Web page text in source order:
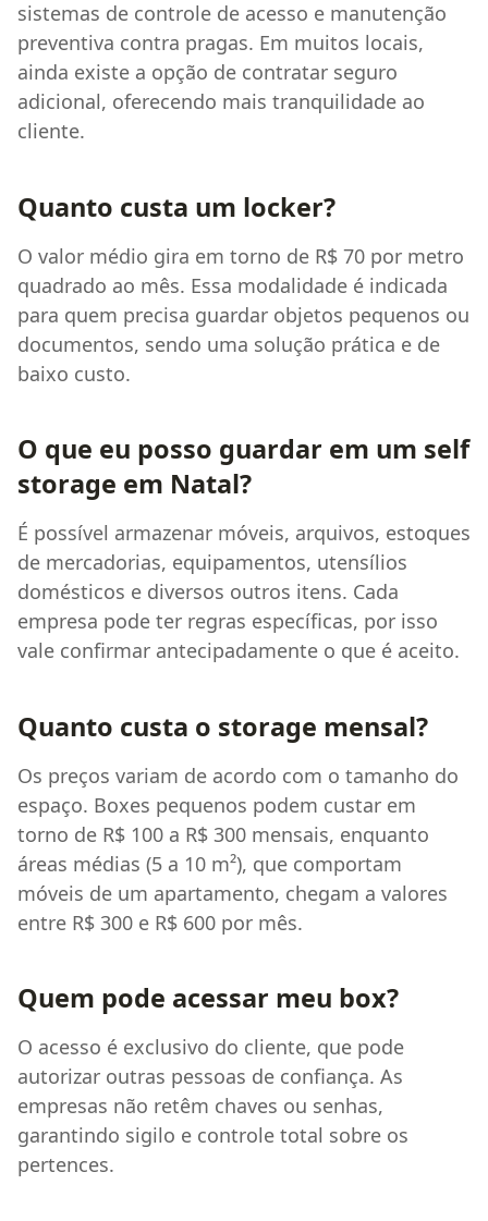
sistemas de controle de acesso e manutenção
preventiva contra pragas. Em muitos locais,
ainda existe a opção de contratar seguro
adicional, oferecendo mais tranquilidade ao
cliente.
Quanto custa um locker?
O valor médio gira em torno de R$ 70 por metro
quadrado ao mês. Essa modalidade é indicada
para quem precisa guardar objetos pequenos ou
documentos, sendo uma solução prática e de
baixo custo.
O que eu posso guardar em um self
storage em Natal?
É possível armazenar móveis, arquivos, estoques
de mercadorias, equipamentos, utensílios
domésticos e diversos outros itens. Cada
empresa pode ter regras específicas, por isso
vale confirmar antecipadamente o que é aceito.
Quanto custa o storage mensal?
Os preços variam de acordo com o tamanho do
espaço. Boxes pequenos podem custar em
torno de R$ 100 a R$ 300 mensais, enquanto
áreas médias (5 a 10 m²), que comportam
móveis de um apartamento, chegam a valores
entre R$ 300 e R$ 600 por mês.
Quem pode acessar meu box?
O acesso é exclusivo do cliente, que pode
autorizar outras pessoas de confiança. As
empresas não retêm chaves ou senhas,
garantindo sigilo e controle total sobre os
pertences.